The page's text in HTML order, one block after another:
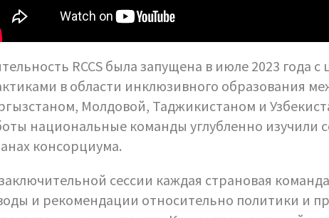
RCCS была запущена в июле 2023 года
в области инклюзивного образования
Молдовой, Таджикистаном и
национальные команды углубленно изучили
консорциума.
сессии каждая страновая
и рекомендации относительно политики и